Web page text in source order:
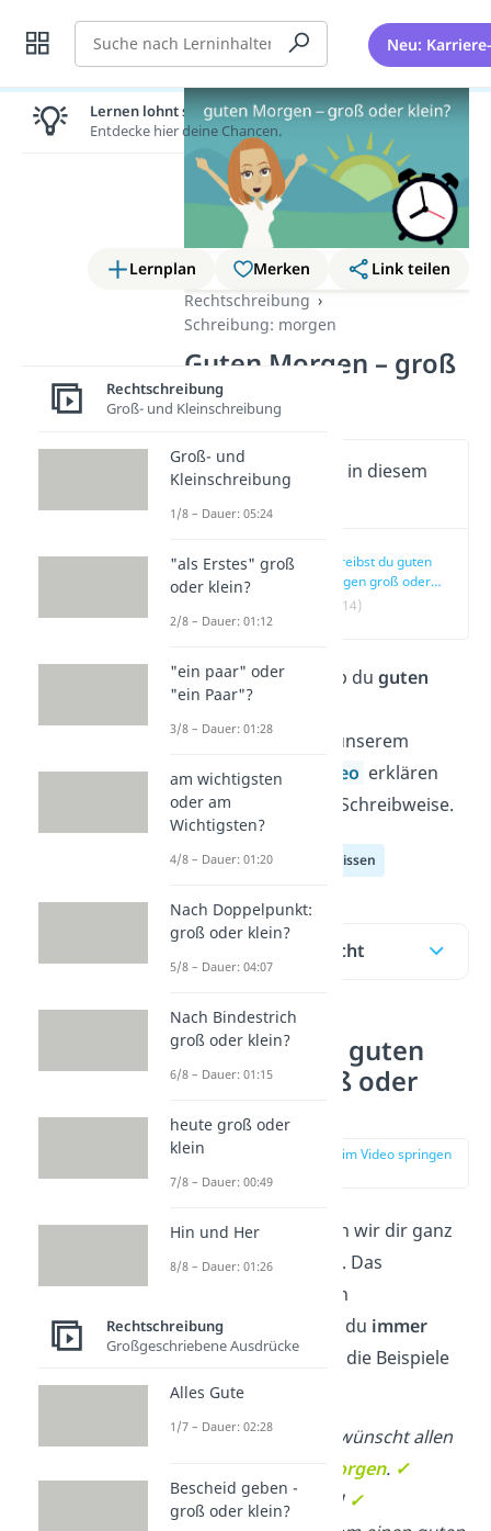
Suche Neu:
Lernplan Merken
Link teilen
Rechtschreibung
Schreibung: morgen
Guten Morgen – groß
oder klein?
Wichtige Inhalte in diesem
Schreibst du guten
Morgen groß oder
klein?
(00:14)
Du willst wissen, ob duguten
Morgen
kleinschreibst? In unserem
Beitragund im Video erklären
wir dir die richtige Schreibweise.
Deutsch Allgemeinwissen
Inhaltsübersicht
Schreibst du guten
Morgen groß oder
klein?
zur Stelle im Video springen
Diese Frage können wir dir ganz
leicht beantworten. Das
„Morgen“ in „guten
Morgen“ schreibst du immer
groß. Sieh dir dazu die Beispiele
an:
Der Busfahrer wünscht allen
Morgen. ✓
GutenMorgen ! ✓
Lernen lohnt sich!
Entdecke hier deine Chancen.
Rechtschreibung
Groß- und Kleinschreibung
Groß- und
Kleinschreibung
1/8 – Dauer: 05:24
"als Erstes" groß
oder klein?
2/8 – Dauer: 01:12
"ein paar" oder
"ein Paar"?
3/8 – Dauer: 01:28
am wichtigsten
oder am
Wichtigsten?
4/8 – Dauer: 01:20
Nach Doppelpunkt:
groß oder klein?
5/8 – Dauer: 04:07
Nach Bindestrich
groß oder klein?
6/8 – Dauer: 01:15
heute groß oder
klein
7/8 – Dauer: 00:49
Hin und Her
8/8 – Dauer: 01:26
Rechtschreibung
Großgeschriebene Ausdrücke
Alles Gute
1/7 – Dauer: 02:28
Bescheid geben -
groß oder klein?